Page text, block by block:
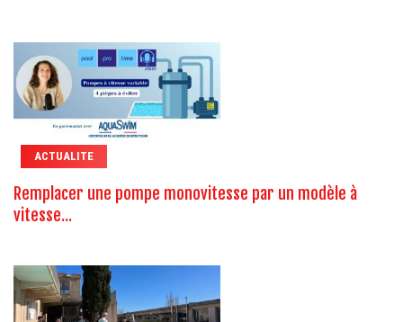
ACTUALITE
Remplacer une pompe monovitesse par un modèle à
vitesse...